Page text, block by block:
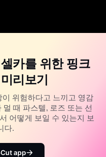
카를 위한 핑크
리보기
위험하다고 느끼고 영감
때 파스텔, 로즈 또는 선
어떻게 보일 수 있는지 보
다.
app